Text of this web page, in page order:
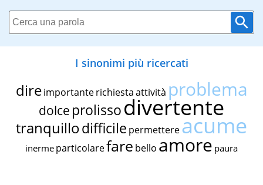
I sinonimi più ricercati
dire importante richiestaattività problema
dolce prolissodivertente
tranquillodifficile permettereacume
inerme particolarefare bello amore paura